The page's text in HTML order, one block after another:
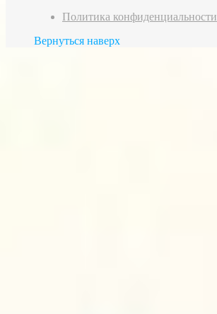
Политика конфиденциальности
Вернуться наверх